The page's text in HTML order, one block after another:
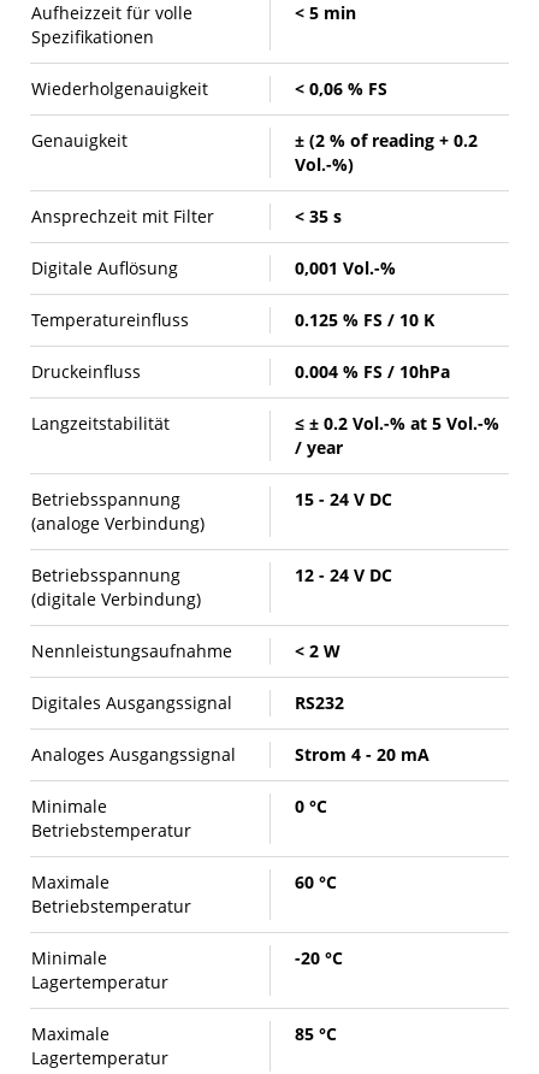
Aufheizzeit für volle
Spezifikationen
< 5 min
Wiederholgenauigkeit < 0,06 % FS
Genauigkeit
± (2 % of reading + 0.2
Vol.-%)
Ansprechzeit mit Filter < 35 s
Digitale Auflösung 0,001 Vol.-%
Temperatureinfluss 0.125 % FS / 10 K
Druckeinfluss 0.004 % FS / 10hPa
Langzeitstabilität
≤ ± 0.2 Vol.-% at 5 Vol.-%
/ year
Betriebsspannung
(analoge Verbindung)
15 - 24 V DC
Betriebsspannung
(digitale Verbindung)
12 - 24 V DC
Nennleistungsaufnahme < 2 W
Digitales Ausgangssignal RS232
Analoges Ausgangssignal Strom 4 - 20 mA
Minimale
Betriebstemperatur
0 °C
Maximale
Betriebstemperatur
60 °C
Minimale
Lagertemperatur
-20 °C
Maximale
Lagertemperatur
85 °C